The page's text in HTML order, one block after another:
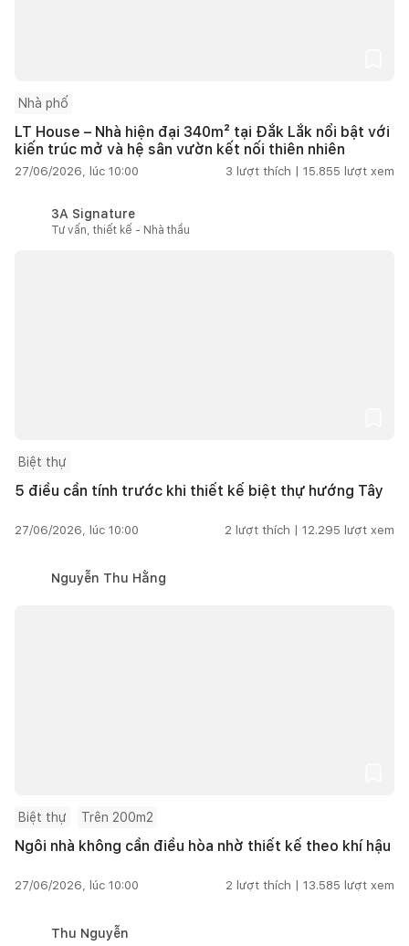
Nhà phố
LT House – Nhà hiện đại 340m² tại Đắk Lắk nổi bật với
kiến trúc mở và hệ sân vườn kết nối thiên nhiên
27/06/2026, lúc 10:00 3 lượt thích | 15.855 lượt xem
3A Signature
Tư vấn, thiết kế - Nhà thầu
Biệt thự
5 điều cần tính trước khi thiết kế biệt thự hướng Tây
27/06/2026, lúc 10:00 2 lượt thích | 12.295 lượt xem
Nguyễn Thu Hằng
Biệt thự Trên 200m2
Ngôi nhà không cần điều hòa nhờ thiết kế theo khí hậu
27/06/2026, lúc 10:00 2 lượt thích | 13.585 lượt xem
Thu Nguyễn